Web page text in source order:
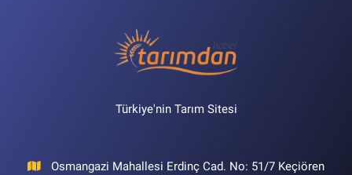
Türkiye'nin Tarım Sitesi
Osmangazi Mahallesi Erdinç Cad. No: 51/7 Keçiören